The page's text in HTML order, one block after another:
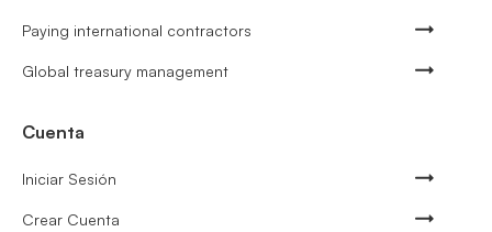
Paying international contractors
Global treasury management
Cuenta
Iniciar Sesión
Crear Cuenta